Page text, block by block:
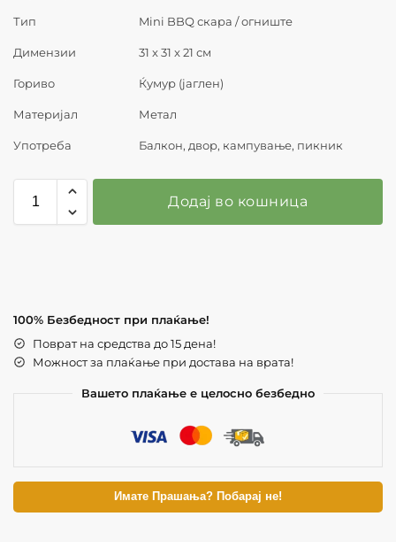
Тип Mini BBQ скара / огниште
Димензии 31 x 31 x 21 см
Гориво Ќумур (јаглен)
Материјал Метал
Употреба Балкон, двор, кампување, пикник
Додај во кошница
100% Безбедност при плаќање!
Поврат на средства до 15 дена!
Можност за плаќање при достава на врата!
Вашето плаќање е целосно безбедно
Имате Прашања? Побарај не!